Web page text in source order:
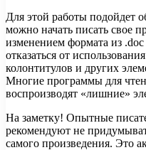
Для этой работы
можно начать писать свое
изменением формата из
отказаться от
колонтитулов и других
Многие программы для
воспроизводят «лишние»
На заметку! Опытные
рекомендуют не
самого произведения. Это